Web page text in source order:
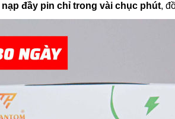
nạp đầy pin chỉ trong vài chục phút,